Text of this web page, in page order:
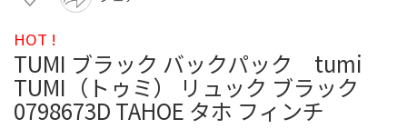
HOT !
TUMI ブラック バックパック tumi
TUMI（トゥミ） リュック ブラック
0798673D TAHOE タホ フィンチ